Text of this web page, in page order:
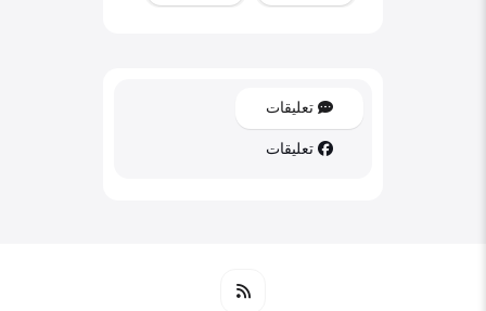
تعليقات
تعليقات